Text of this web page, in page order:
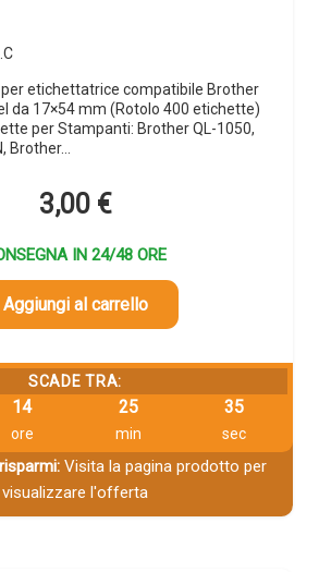
etichettatrice compatibile Brother
da 17×54 mm (Rotolo 400 etichette)
per Stampanti: Brother QL-1050,
Brother…
3,00 €
IN 24/48 ORE
Aggiungi al carrello
SCADE TRA:
14
ore
25
min
33
sec
Visita la pagina prodotto per
visualizzare l'offerta